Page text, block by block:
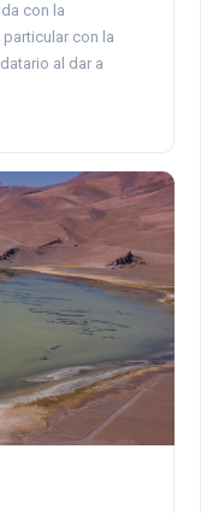
con la
con la
al dar a